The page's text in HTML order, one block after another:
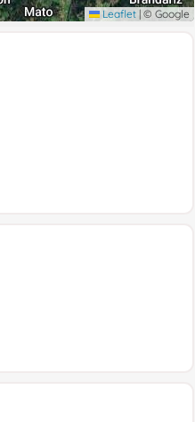
Leaflet | © Google